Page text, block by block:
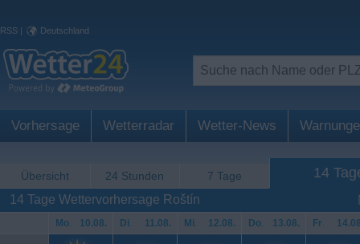
RSS | Deutschland
Vorhersage Wetterradar Wetter-News
Übersicht 24 Stunden 7 Tage 14
14 Tage Wettervorhersage Roštín
Mo. 10.08. Di. 11.08. Mi. 12.08. Do. 13.08. Fr.